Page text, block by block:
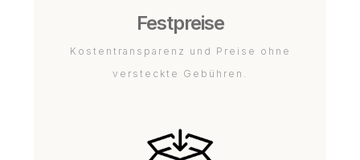
Festpreise
Kostentransparenz und Preise ohne
versteckte Gebühren.